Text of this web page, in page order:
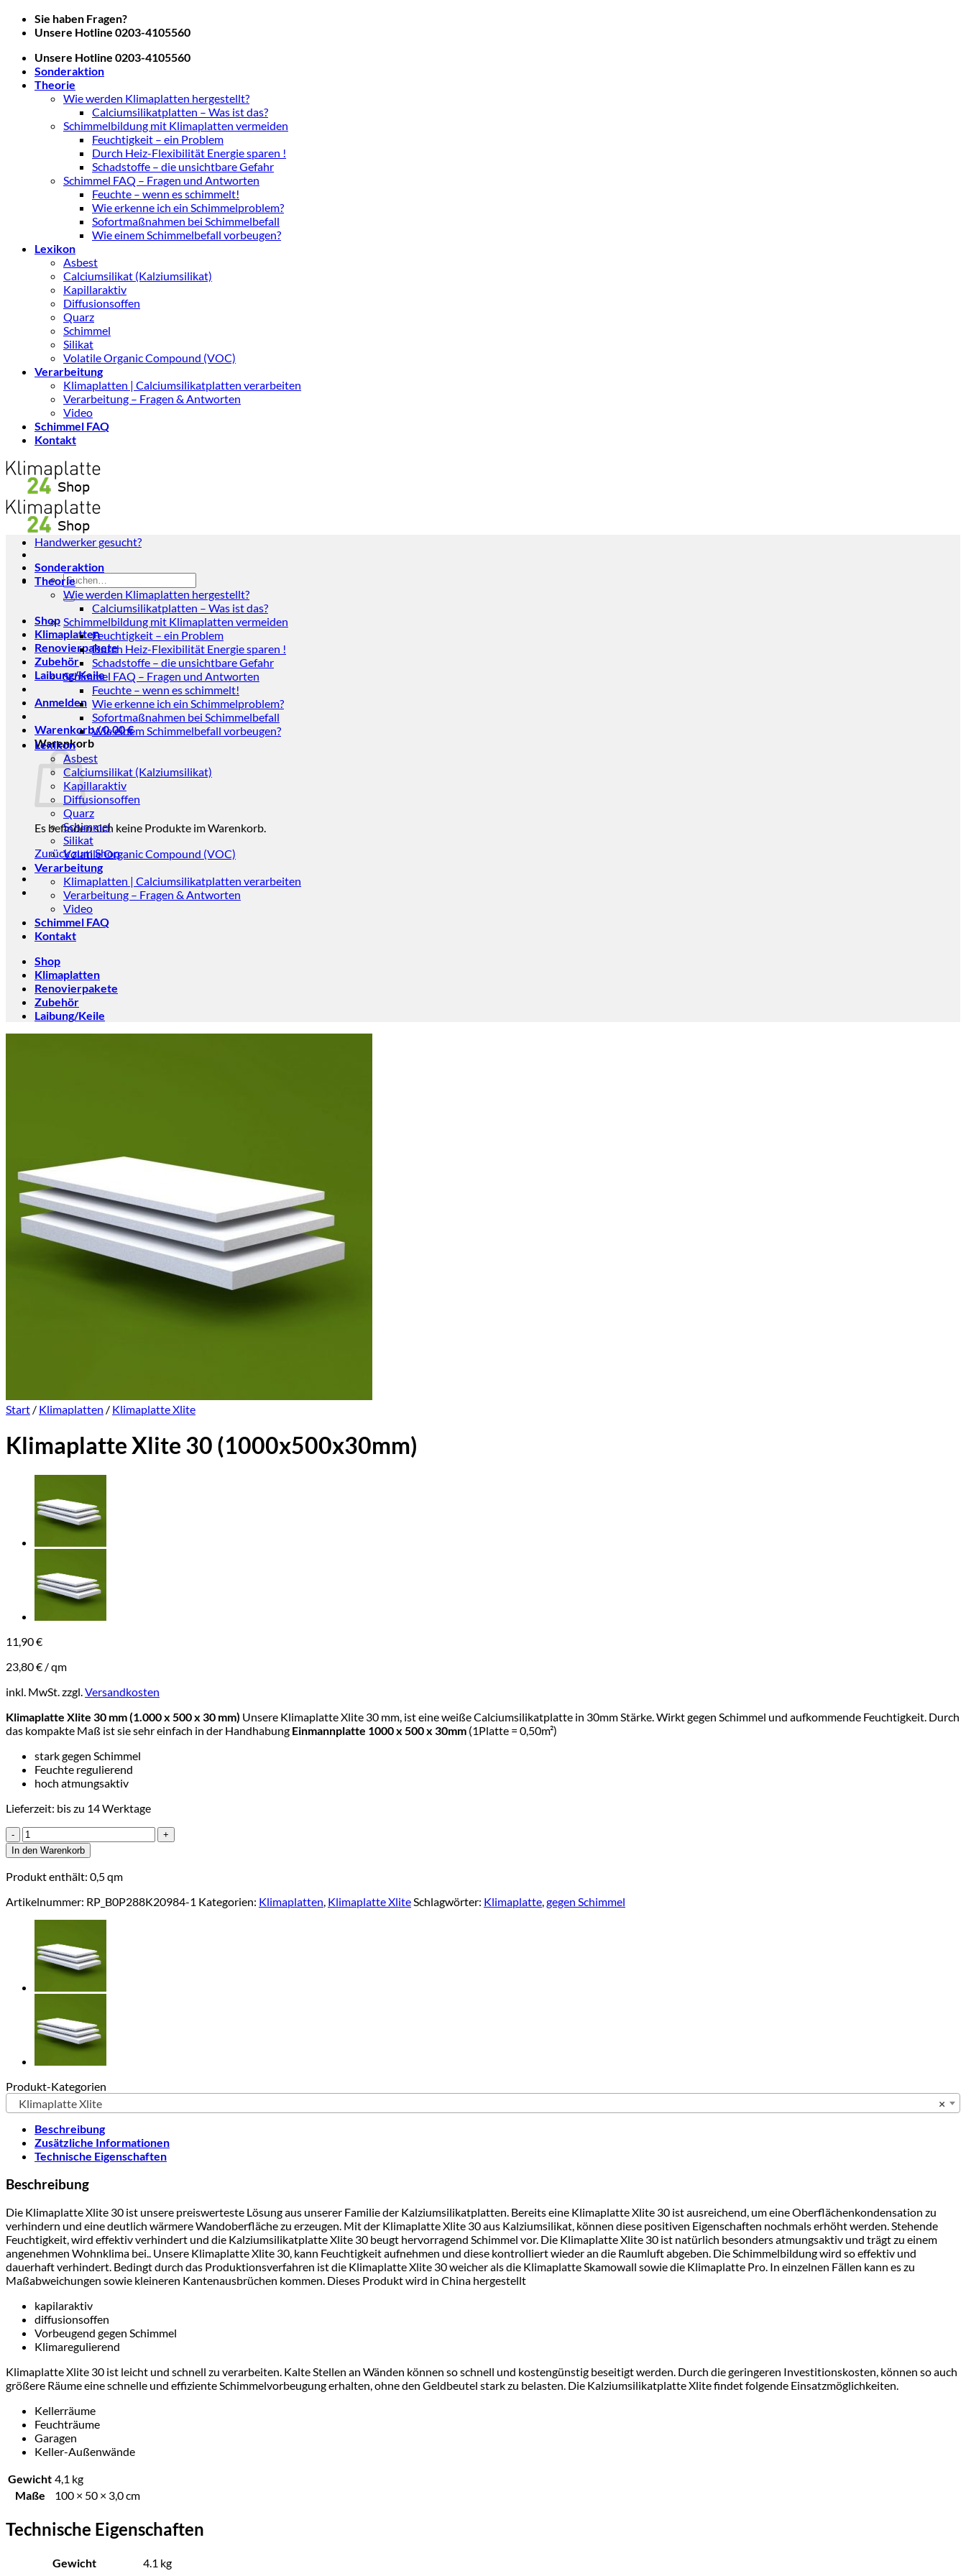
Zum
Inhalt
Sie haben Fragen?
Unsere Hotline 0203-4105560
Unsere Hotline 0203-4105560
Sonderaktion
Theorie
Wie werden Klimaplatten hergestellt?
Calciumsilikatplatten – Was ist das?
Schimmelbildung mit Klimaplatten vermeiden
Feuchtigkeit – ein Problem
Durch Heiz-Flexibilität Energie sparen !
Schadstoffe – die unsichtbare Gefahr
Schimmel FAQ – Fragen und Antworten
Feuchte – wenn es schimmelt!
Wie erkenne ich ein Schimmelproblem?
Sofortmaßnahmen bei Schimmelbefall
Wie einem Schimmelbefall vorbeugen?
Lexikon
Asbest
Calciumsilikat (Kalziumsilikat)
Kapillaraktiv
Diffusionsoffen
Quarz
Schimmel
Silikat
Volatile Organic Compound (VOC)
Verarbeitung
Klimaplatten | Calciumsilikatplatten verarbeiten
Verarbeitung – Fragen & Antworten
Video
Schimmel FAQ
Kontakt
Suchen
nach:
Shop
Klimaplatten
Renovierpakete
Zubehör
Laibung/Keile
Anmelden
Warenkorb /0,00€
Warenkorb
Es befinden sich keine Produkte im Warenkorb.
Zurück zum Shop
Handwerker gesucht?
Sonderaktion
Theorie
Wie werden Klimaplatten hergestellt?
Calciumsilikatplatten – Was ist das?
Schimmelbildung mit Klimaplatten vermeiden
Feuchtigkeit – ein Problem
Durch Heiz-Flexibilität Energie sparen !
Schadstoffe – die unsichtbare Gefahr
Schimmel FAQ – Fragen und Antworten
Feuchte – wenn es schimmelt!
Wie erkenne ich ein Schimmelproblem?
Sofortmaßnahmen bei Schimmelbefall
Wie einem Schimmelbefall vorbeugen?
Lexikon
Asbest
Calciumsilikat (Kalziumsilikat)
Kapillaraktiv
Diffusionsoffen
Quarz
Schimmel
Silikat
Volatile Organic Compound (VOC)
Verarbeitung
Klimaplatten | Calciumsilikatplatten verarbeiten
Verarbeitung – Fragen & Antworten
Video
Schimmel FAQ
Kontakt
Shop
Klimaplatten
Renovierpakete
Zubehör
Laibung/Keile
Start / Klimaplatten / Klimaplatte Xlite
Klimaplatte Xlite 30 (1000x500x30mm)
11,90€
23,80€ /qm
inkl. MwSt.zzgl.Versandkosten
Klimaplatte Xlite 30 mm (1.000 x 500 x 30 mm) Unsere Klimaplatte Xlite 30 mm, ist eine weiße Calciumsilikatplatte in 30mm Stärke. Wirkt gegen Schimmel und aufkommende Feuchtigkeit. Durch
das kompakte Maß ist sie sehr einfach in der Handhabung Einmannplatte 1000 x 500 x 30mm (1Platte = 0,50m²)
stark gegen Schimmel
Feuchte regulierend
hoch atmungsaktiv
Lieferzeit: bis zu 14 Werktage
Klimaplatte
Xlite
30
(1000x500x30mm)
In den Warenkorb
Produkt enthält: 0,5qm
Artikelnummer: RP_B0P288K20984-1 Kategorien: Klimaplatten, Klimaplatte XliteSchlagwörter: Klimaplatte,gegen Schimmel
Produkt-Kategorien
×
Klimaplatte Xlite
Beschreibung
Zusätzliche Informationen
Technische Eigenschaften
Beschreibung
Die Klimaplatte Xlite 30 ist unsere preiswerteste Lösung aus unserer Familie der Kalziumsilikatplatten. Bereits eine Klimaplatte Xlite 30 ist ausreichend, um eine Oberflächenkondensation zu
verhindern und eine deutlich wärmere Wandoberfläche zu erzeugen. Mit der Klimaplatte Xlite 30 aus Kalziumsilikat, können diese positiven Eigenschaften nochmals erhöht werden. Stehende
Feuchtigkeit, wird effektiv verhindert und die Kalziumsilikatplatte Xlite 30 beugt hervorragend Schimmel vor. Die Klimaplatte Xlite 30 ist natürlich besonders atmungsaktiv und trägt zu einem
angenehmen Wohnklima bei.. Unsere Klimaplatte Xlite 30, kann Feuchtigkeit aufnehmen und diese kontrolliert wieder an die Raumluft abgeben. Die Schimmelbildung wird so effektiv und
dauerhaft verhindert. Bedingt durch das Produktionsverfahren ist die Klimaplatte Xlite 30 weicher als die Klimaplatte Skamowall sowie die Klimaplatte Pro. In einzelnen Fällen kann es zu
Maßabweichungen sowie kleineren Kantenausbrüchen kommen. Dieses Produkt wird in China hergestellt
kapilaraktiv
diffusionsoffen
Vorbeugend gegen Schimmel
Klimaregulierend
Klimaplatte Xlite 30 ist leicht und schnell zu verarbeiten. Kalte Stellen an Wänden können so schnell und kostengünstig beseitigt werden. Durch die geringeren Investitionskosten, können so auch
größere Räume eine schnelle und effiziente Schimmelvorbeugung erhalten, ohne den Geldbeutel stark zu belasten. Die Kalziumsilikatplatte Xlite findet folgende Einsatzmöglichkeiten.
Kellerräume
Feuchträume
Garagen
Keller-Außenwände
Gewicht 4,1 kg
Maße
100 × 50 × 3,0 cm
Technische Eigenschaften
Gewicht
4.1 kg